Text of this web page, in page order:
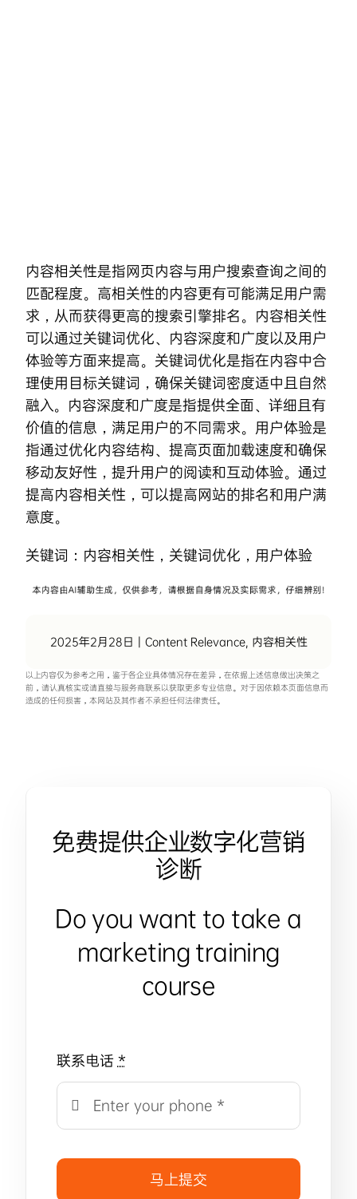
内容相关性是指网页内容与用户搜索查询之间的
匹配程度。高相关性的内容更有可能满足用户需
求，从而获得更高的搜索引擎排名。内容相关性
可以通过关键词优化、内容深度和广度以及用户
体验等方面来提高。关键词优化是指在内容中合
理使用目标关键词，确保关键词密度适中且自然
融入。内容深度和广度是指提供全面、详细且有
价值的信息，满足用户的不同需求。用户体验是
指通过优化内容结构、提高页面加载速度和确保
移动友好性，提升用户的阅读和互动体验。通过
提高内容相关性，可以提高网站的排名和用户满
意度。
关键词： 内容相关性， 关键词优化 ， 用户体验
2025年2月28日 Content Relevance, 内容相关性
以上内容仅为参考之用，鉴于各企业具体情况存在差异，在依据上述信息做出决策之
前，请认真核实或请直接与服务商联系以获取更多专业信息。对于因依赖本页面信息而
造成的任何损害，本网站及其作者不承担任何法律责任。
免费提供企业数字化营销
诊断
Do you want to take a
marketing training
course
联系电话*
马上提交